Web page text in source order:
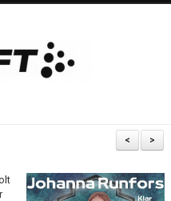
>
<